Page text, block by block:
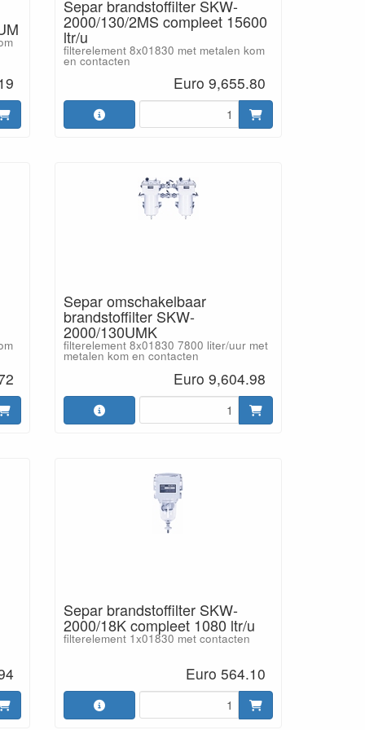
Separ brandstoffilter SKW-
2000/130/2MS compleet 15600
ltr/u
filterelement 8x01830 met metalen kom
en contacten
Euro 9,655.80
Separ omschakelbaar
brandstoffilter SKW-
2000/130UMK
filterelement 8x01830 7800 liter/uur met
metalen kom en contacten
Euro 9,604.98
Separ brandstoffilter SKW-
2000/18K compleet 1080 ltr/u
filterelement 1x01830 met contacten
Euro 564.10